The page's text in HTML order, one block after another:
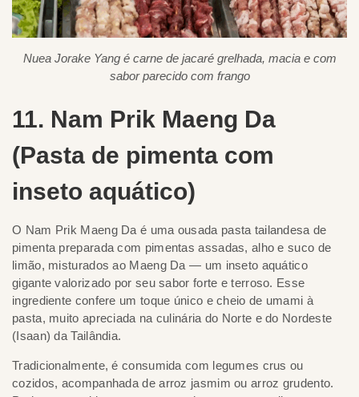
Nuea Jorake Yang é carne de jacaré grelhada, macia e com
sabor parecido com frango
11. Nam Prik Maeng Da
(Pasta de pimenta com
inseto aquático)
O Nam Prik Maeng Da é uma ousada pasta tailandesa de
pimenta preparada com pimentas assadas, alho e suco de
limão, misturados ao Maeng Da — um inseto aquático
gigante valorizado por seu sabor forte e terroso. Esse
ingrediente confere um toque único e cheio de umami à
pasta, muito apreciada na culinária do Norte e do Nordeste
(Isaan) da Tailândia.
Tradicionalmente, é consumida com legumes crus ou
cozidos, acompanhada de arroz jasmim ou arroz grudento.